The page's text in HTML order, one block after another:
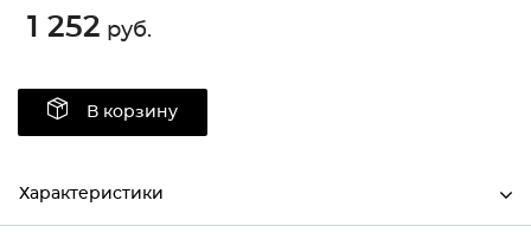
1 252 руб.
В корзину
Характеристики